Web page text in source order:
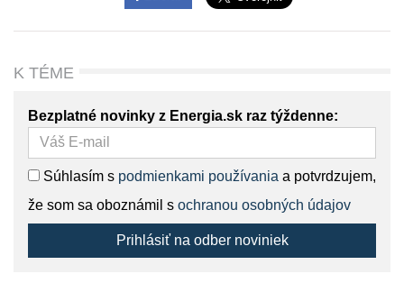
K TÉME
Bezplatné novinky z Energia.sk raz týždenne:
Súhlasím s podmienkami používania a potvrdzujem,
že som sa oboznámil s ochranou osobných údajov
Prihlásiť na odber noviniek